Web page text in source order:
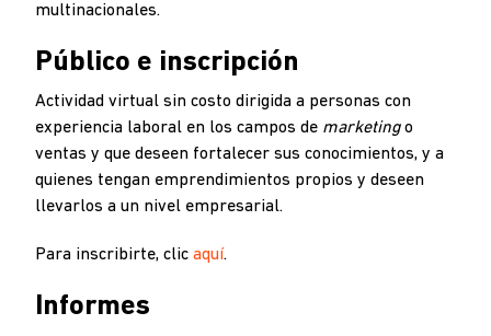
multinacionales.
Público e inscripción
Actividad virtual sin costo dirigida a personas con
experiencia laboral en los campos de marketingo
ventas y que deseen fortalecer sus conocimientos, y a
quienes tengan emprendimientos propios y deseen
llevarlos a un nivel empresarial.
Para inscribirte, clic aquí.
Informes